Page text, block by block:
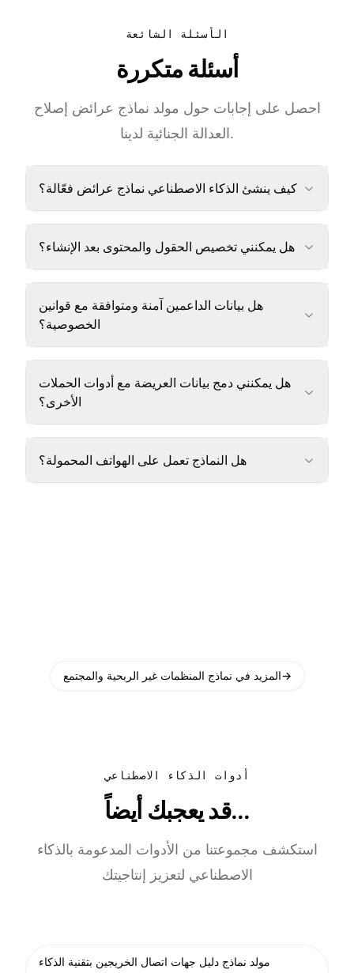
الأسئلة الشائعة
أسئلة متكررة
احصل على إجابات حول مولد نماذج عرائض إصلاح
العدالة الجنائية لدينا.
كيف ينشئ الذكاء الاصطناعي نماذج عرائض فعّالة؟
هل يمكنني تخصيص الحقول والمحتوى بعد الإنشاء؟
هل بيانات الداعمين آمنة ومتوافقة مع قوانين
الخصوصية؟
هل يمكنني دمج بيانات العريضة مع أدوات الحملات
الأخرى؟
هل النماذج تعمل على الهواتف المحمولة؟
المزيد في نماذج المنظمات غير الربحية والمجتمع→
أدوات الذكاء الاصطناعي
قد يعجبك أيضاً...
استكشف مجموعتنا من الأدوات المدعومة بالذكاء
الاصطناعي لتعزيز إنتاجيتك
مولد نماذج دليل جهات اتصال الخريجين بتقنية الذكاء